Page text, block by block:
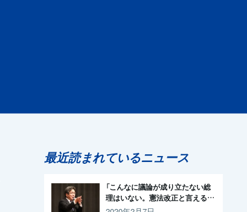
最近読まれているニュース
「こんなに議論が成り立たない総
理はいない。憲法改正と言える資
格がどこにある。市民と野党の力